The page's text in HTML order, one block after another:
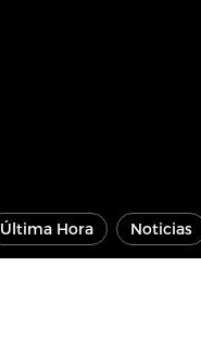
Última Hora Noticias